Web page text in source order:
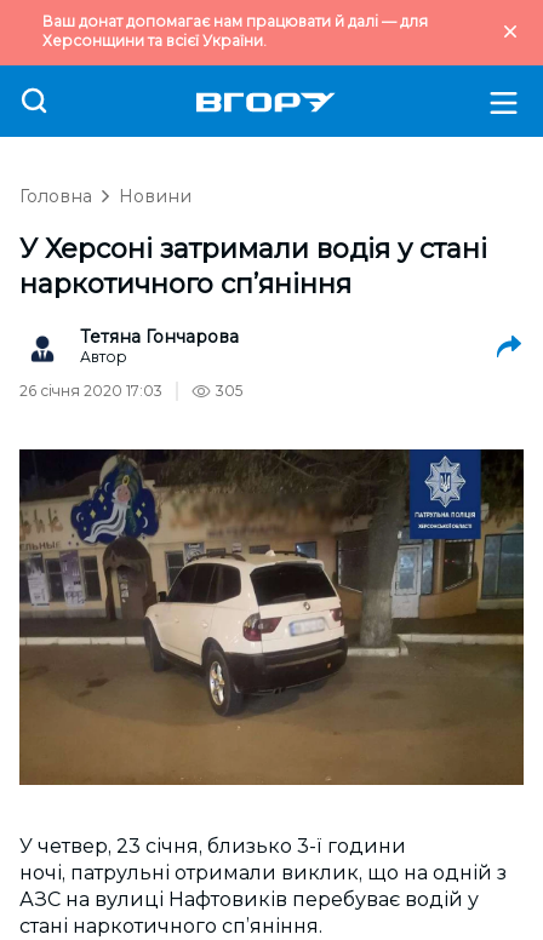
Ваш донат допомагає нам працювати й далі — для
Херсонщини та всієї України.
Головна Новини
У Херсоні затримали водія у стані
наркотичного сп’яніння
Тетяна Гончарова
Автор
26 січня 2020 17:03
305
У четвер, 23 січня, близько 3-ї години
ночі, патрульні отримали виклик, що на одній з
АЗС на вулиці Нафтовиків перебуває водій у
стані наркотичного сп’яніння.